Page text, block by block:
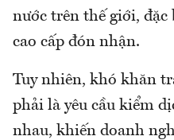
nước trên thế giới,
cao cấp đón nhận.
Tuy nhiên, khó khăn
phải là yêu cầu kiểm
nhau, khiến doanh